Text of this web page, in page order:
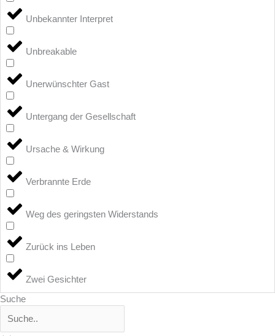
Unbekannter Interpret
Unbreakable
Unerwünschter Gast
Untergang der Gesellschaft
Ursache & Wirkung
Verbrannte Erde
Weg des geringsten Widerstands
Zurück ins Leben
Zwei Gesichter
Suche